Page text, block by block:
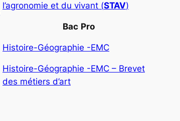
l’agronomie et du vivant (STAV)
Bac Pro
Histoire-Géographie -EMC
Histoire-Géographie -EMC – Brevet
des métiers d’art